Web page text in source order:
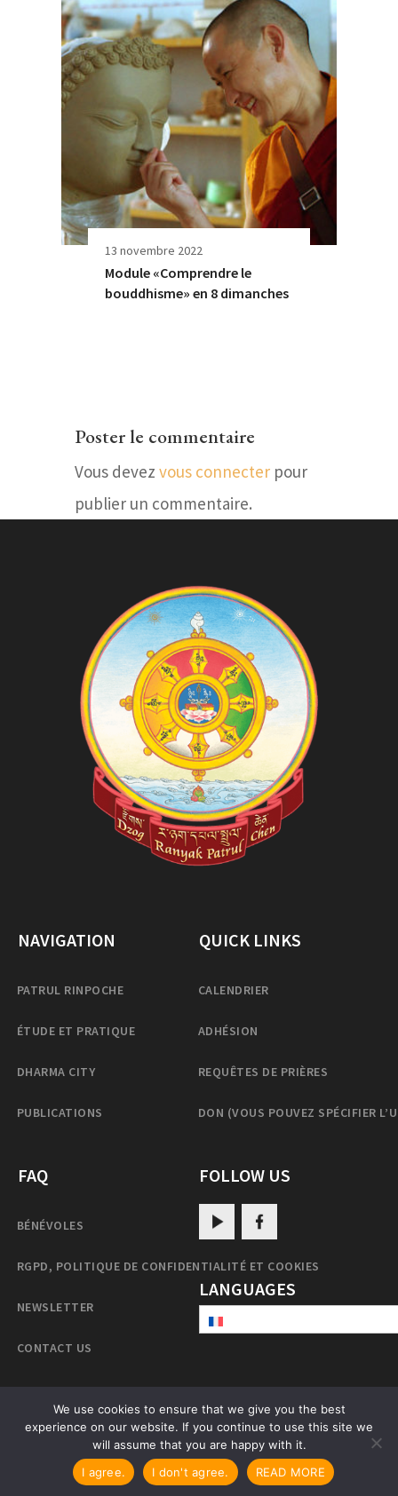
13 novembre 2022
Module «Comprendre le
bouddhisme» en 8 dimanches
Poster le commentaire
Vous devez vous connecter pour
publier un commentaire.
NAVIGATION
PATRUL RINPOCHE
ÉTUDE ET PRATIQUE
DHARMA CITY
PUBLICATIONS
QUICK LINKS
CALENDRIER
ADHÉSION
REQUÊTES DE PRIÈRES
DON (VOUS POUVEZ SPÉCIFIER
FAQ
BÉNÉVOLES
RGPD, POLITIQUE DE CONFIDENTIALITÉ ET COOKIES
NEWSLETTER
CONTACT US
FOLLOW US
LANGUAGES
PatrulRinpoche.net
We use cookies to ensure that we give you the best
experience on our website. If you continue to use this site we
will assume that you are happy with it.
I agree.
I don't agree. READ MORE